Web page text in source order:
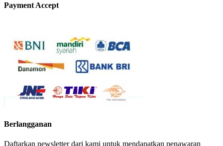
Payment Accept
Berlangganan
Daftarkan newsletter dari kami untuk mendapatkan penawaran